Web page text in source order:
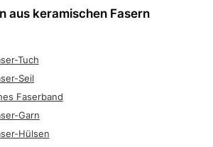
aus keramischen Fasern
Tuch
Seil
Faserband
Garn
Hülsen